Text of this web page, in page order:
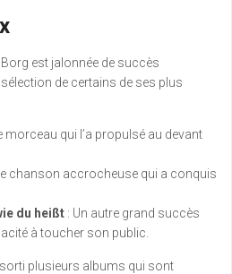
est jalonnée de succès
de certains de ses plus
morceau qui l’a propulsé au devant
chanson accrocheuse qui a conquis
du heißt : Un autre grand succès
à toucher son public.
plusieurs albums qui sont